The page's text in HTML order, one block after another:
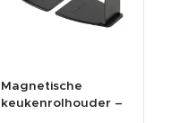
Magnetische
keukenrolhouder –